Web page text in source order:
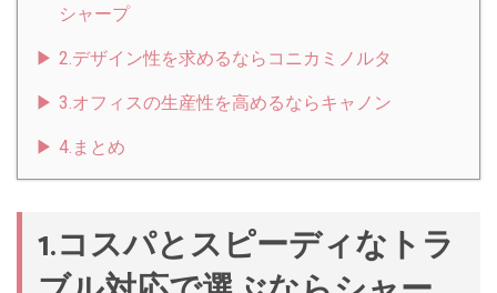
シャープ
2.デザイン性を求めるならコニカミノルタ
3.オフィスの生産性を高めるならキャノン
4.まとめ
1.コスパとスピーディなトラ